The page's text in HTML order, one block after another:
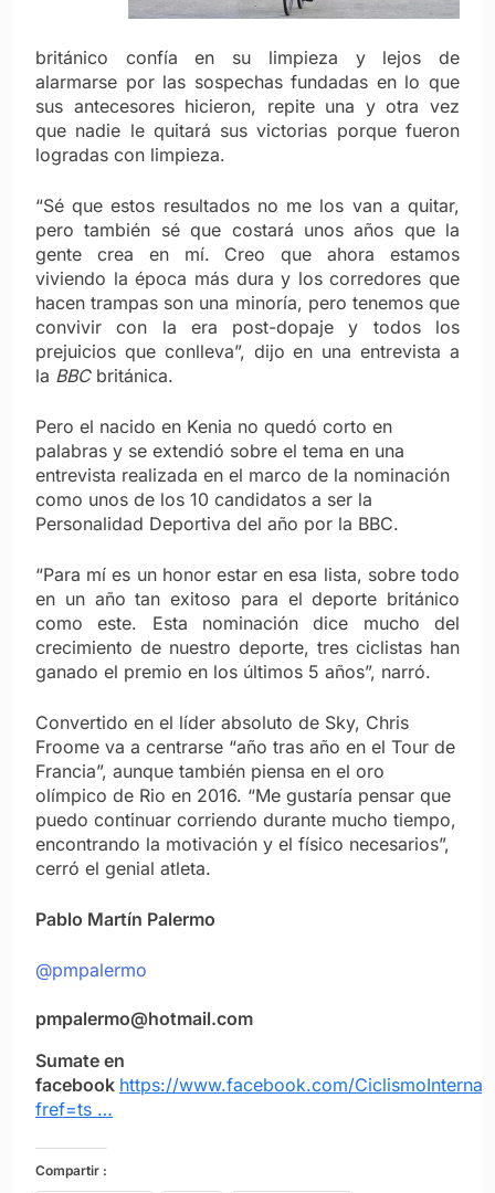
británico confía en su limpieza y lejos de
alarmarse por las sospechas fundadas en lo que
sus antecesores hicieron, repite una y otra vez
que nadie le quitará sus victorias porque fueron
logradas con limpieza.
“Sé que estos resultados no me los van a quitar,
pero también sé que costará unos años que la
gente crea en mí. Creo que ahora estamos
viviendo la época más dura y los corredores que
hacen trampas son una minoría, pero tenemos que
convivir con la era post-dopaje y todos los
prejuicios que conlleva”, dijo en una entrevista a
la BBC británica.
Pero el nacido en Kenia no quedó corto en
palabras y se extendió sobre el tema en una
entrevista realizada en el marco de la nominación
como unos de los 10 candidatos a ser la
Personalidad Deportiva del año por la BBC.
“Para mí es un honor estar en esa lista, sobre todo
en un año tan exitoso para el deporte británico
como este. Esta nominación dice mucho del
crecimiento de nuestro deporte, tres ciclistas han
ganado el premio en los últimos 5 años”, narró.
Convertido en el líder absoluto de Sky, Chris
Froome va a centrarse “año tras año en el Tour de
Francia”, aunque también piensa en el oro
olímpico de Rio en 2016. “Me gustaría pensar que
puedo continuar corriendo durante mucho tiempo,
encontrando la motivación y el físico necesarios”,
cerró el genial atleta.
Pablo Martín Palermo
@pmpalermo
pmpalermo@hotmail.com
Sumate en
facebook https://www.facebook.com/
fref=ts …
Compartir :